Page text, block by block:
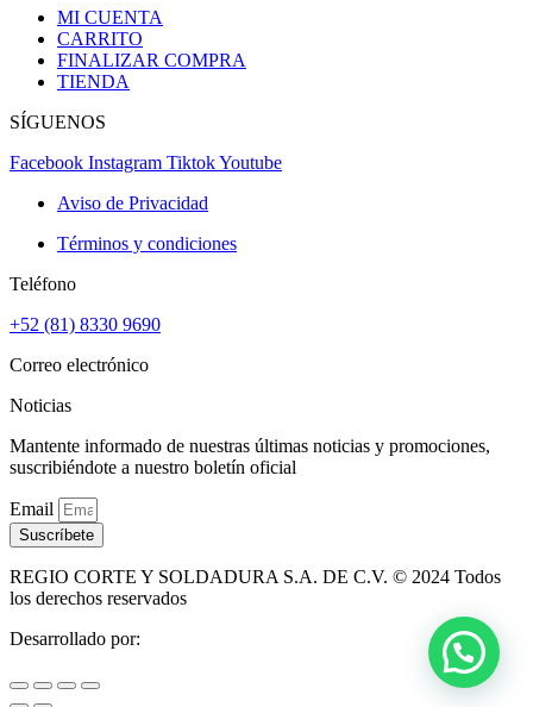
MI CUENTA
CARRITO
FINALIZAR COMPRA
TIENDA
SÍGUENOS
Facebook Instagram TiktokYoutube
Aviso de Privacidad
Términos y condiciones
Teléfono
+52 (81) 8330 9690
Correo electrónico
Noticias
Mantente informado de nuestras últimas noticias y promociones,
suscribiéndote a nuestro boletín oficial
Email
Suscríbete
REGIO CORTE Y SOLDADURA S.A. DE C.V. © 2024 Todos
los derechos reservados
Desarrollado por: